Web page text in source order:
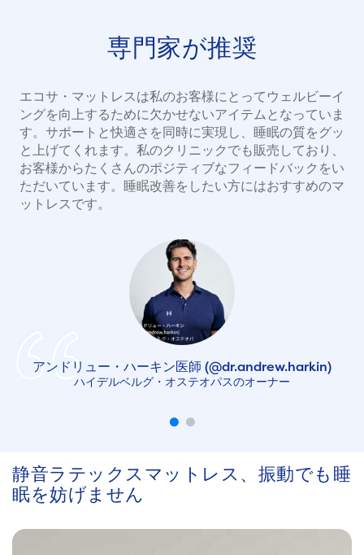
専門家が推奨
エコサ・マットレスは私のお客様にとってウェルビーイ
ングを向上するために欠かせないアイテムとなっていま
す。サポートと快適さを同時に実現し、睡眠の質をグッ
と上げてくれます。私のクリニックでも販売しており、
お客様からたくさんのポジティブなフィードバックをい
ただいています。睡眠改善をしたい方にはおすすめのマ
ットレスです。
アンドリュー・ハーキン医師 (@dr.andrew.harkin)
ハイデルベルグ・オステオパスのオーナー
静音ラテックスマットレス、振動でも睡
眠を妨げません